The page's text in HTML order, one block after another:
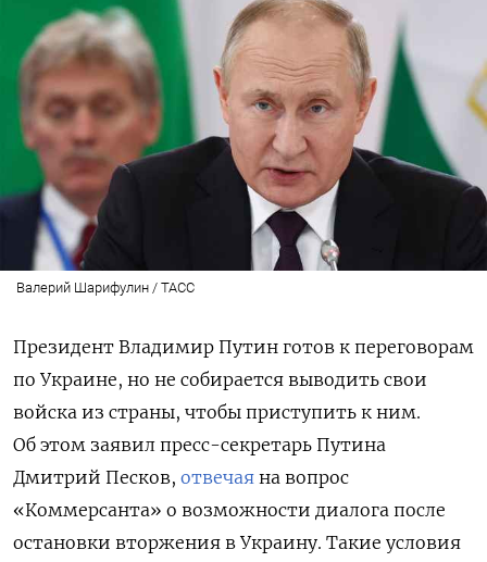
Валерий Шарифулин / ТАСС
Президент Владимир Путин готов к переговорам
по Украине, но не собирается выводить свои
войска из страны, чтобы приступить к ним.
Об этом заявил пресс-секретарь Путина
Дмитрий Песков, отвечая на вопрос
«Коммерсанта» о возможности диалога после
остановки вторжения в Украину. Такие условия